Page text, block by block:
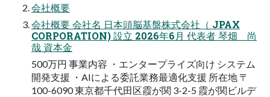
会社概要
会社概要 会社名 日本頭脳基盤株式会社（ JPAX
CORPORATION) 設立 2026年6月 代表者 琴畑 尚
哉 資本金
500万円 事業内容 ・エンタープライズ向け システム
開発支援 ・AIによる委託業務最適化支援 所在地 〒
100-6090 東京都千代田区霞が関 3-2-5 霞が関ビルデ